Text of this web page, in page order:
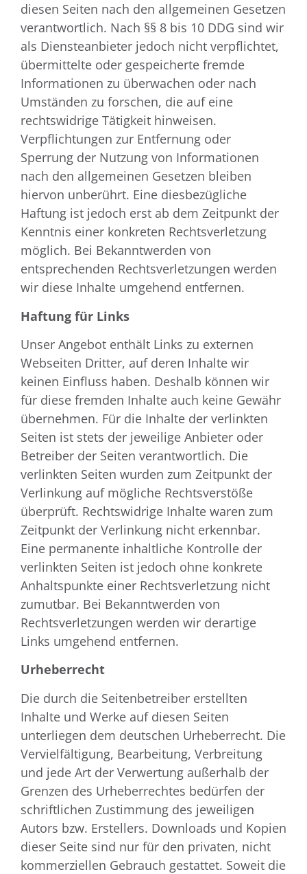
diesen Seiten nach den allgemeinen Gesetzen
verantwortlich. Nach §§ 8 bis 10 DDG sind wir
als Diensteanbieter jedoch nicht verpflichtet,
übermittelte oder gespeicherte fremde
Informationen zu überwachen oder nach
Umständen zu forschen, die auf eine
rechtswidrige Tätigkeit hinweisen.
Verpflichtungen zur Entfernung oder
Sperrung der Nutzung von Informationen
nach den allgemeinen Gesetzen bleiben
hiervon unberührt. Eine diesbezügliche
Haftung ist jedoch erst ab dem Zeitpunkt der
Kenntnis einer konkreten Rechtsverletzung
möglich. Bei Bekanntwerden von
entsprechenden Rechtsverletzungen werden
wir diese Inhalte umgehend entfernen.
Haftung für Links
Unser Angebot enthält Links zu externen
Webseiten Dritter, auf deren Inhalte wir
keinen Einfluss haben. Deshalb können wir
für diese fremden Inhalte auch keine Gewähr
übernehmen. Für die Inhalte der verlinkten
Seiten ist stets der jeweilige Anbieter oder
Betreiber der Seiten verantwortlich. Die
verlinkten Seiten wurden zum Zeitpunkt der
Verlinkung auf mögliche Rechtsverstöße
überprüft. Rechtswidrige Inhalte waren zum
Zeitpunkt der Verlinkung nicht erkennbar.
Eine permanente inhaltliche Kontrolle der
verlinkten Seiten ist jedoch ohne konkrete
Anhaltspunkte einer Rechtsverletzung nicht
zumutbar. Bei Bekanntwerden von
Rechtsverletzungen werden wir derartige
Links umgehend entfernen.
Urheberrecht
Die durch die Seitenbetreiber erstellten
Inhalte und Werke auf diesen Seiten
unterliegen dem deutschen Urheberrecht. Die
Vervielfältigung, Bearbeitung, Verbreitung
und jede Art der Verwertung außerhalb der
Grenzen des Urheberrechtes bedürfen der
schriftlichen Zustimmung des jeweiligen
Autors bzw. Erstellers. Downloads und Kopien
dieser Seite sind nur für den privaten, nicht
kommerziellen Gebrauch gestattet. Soweit die